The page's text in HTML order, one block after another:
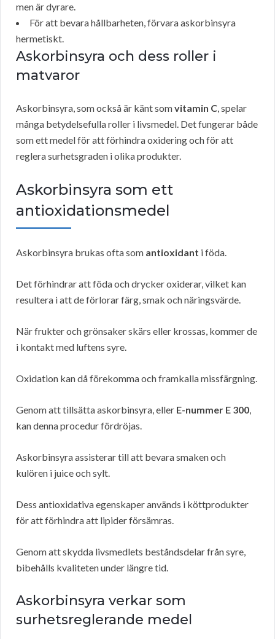
men är dyrare.
För att bevara hållbarheten, förvara askorbinsyra
hermetiskt.
Askorbinsyra och dess roller i
matvaror
Askorbinsyra, som också är känt somvitamin C, spelar
många betydelsefulla roller i livsmedel. Det fungerar både
som ett medel för att förhindra oxidering och för att
reglera surhetsgraden i olika produkter.
Askorbinsyra som ett
antioxidationsmedel
Askorbinsyra brukas ofta som antioxidant i föda.
Det förhindrar att föda och drycker oxiderar, vilket kan
resultera i att de förlorar färg, smak och näringsvärde.
När frukter och grönsaker skärs eller krossas, kommer de
i kontakt med luftens syre.
Oxidation kan då förekomma och framkalla missfärgning.
Genom att tillsätta askorbinsyra, eller E-nummer E 300,
kan denna procedur fördröjas.
Askorbinsyra assisterar till att bevara smaken och
kulören i juice och sylt.
Dess antioxidativa egenskaper används i köttprodukter
för att förhindra att lipider försämras.
Genom att skydda livsmedlets beståndsdelar från syre,
bibehålls kvaliteten under längre tid.
Askorbinsyra verkar som
surhetsreglerande medel